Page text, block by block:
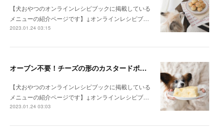
【犬おやつのオンラインレシピブックに掲載している
メニューの紹介ページです】↓オンラインレシピブ…
2023.01.24 03:15
オーブン不要！チーズの形のカスタードポテトケーキ（手作り犬おやつレシピ）
【犬おやつのオンラインレシピブックに掲載している
メニューの紹介ページです】↓オンラインレシピブ…
2023.01.24 03:03